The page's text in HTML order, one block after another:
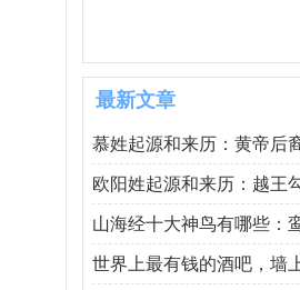
最新文章
慕姓起源和来历：黄帝后
欧阳姓起源和来历：越王
山海经十大神鸟有哪些：
世界上最有钱的酒吧，墙